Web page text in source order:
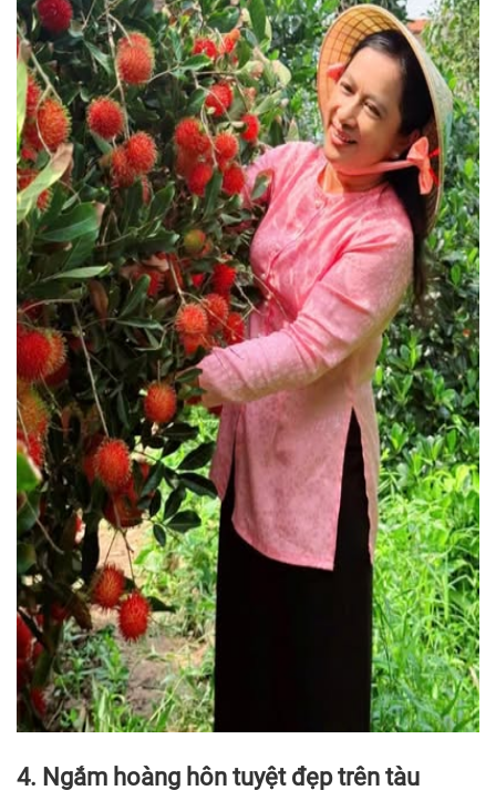
4. Ngắm hoàng hôn tuyệt đẹp trên tàu